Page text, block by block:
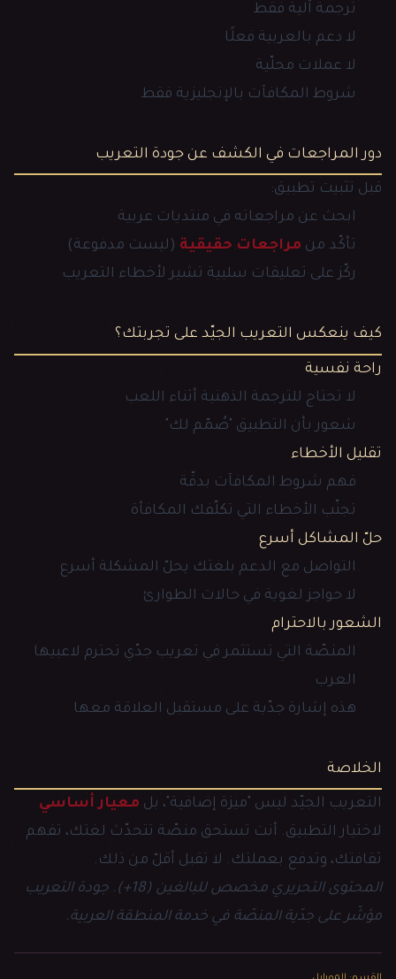
ترجمة آلية فقط
لا دعم بالعربية فعلًا
لا عملات محلّية
شروط المكافآت بالإنجليزية فقط
دور المراجعات في الكشف عن جودة التعريب
قبل تثبيت تطبيق:
ابحث عن مراجعاته في منتديات عربية
تأكّد من مراجعات حقيقية (ليست مدفوعة)
ركّز على تعليقات سلبية تشير لأخطاء التعريب
كيف ينعكس التعريب الجيّد على تجربتك؟
راحة نفسية
لا تحتاج للترجمة الذهنية أثناء اللعب
شعور بأن التطبيق "صُمّم لك"
تقليل الأخطاء
فهم شروط المكافآت بدقّة
تجنّب الأخطاء التي تكلّفك المكافأة
حلّ المشاكل أسرع
التواصل مع الدعم بلغتك يحلّ المشكلة أسرع
لا حواجز لغوية في حالات الطوارئ
الشعور بالاحترام
المنصّة التي تستثمر في تعريب جدّي تحترم لاعبيها
العرب
هذه إشارة جدّية على مستقبل العلاقة معها
الخلاصة
التعريب الجيّد ليس "ميزة إضافية"، بل معيار أساسي
لاختيار التطبيق. أنت تستحق منصّة تتحدّث لغتك، تفهم
ثقافتك، وتدفع بعملتك. لا تقبل أقلّ من ذلك.
المحتوى التحريري مخصص للبالغين (18+). جودة التعريب
مؤشّر على جدّية المنصّة في خدمة المنطقة العربية.